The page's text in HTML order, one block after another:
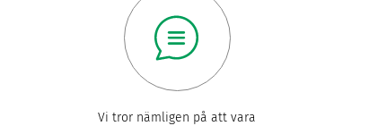
Vi tror nämligen på att vara